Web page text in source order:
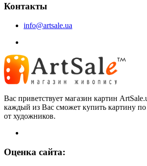
Контакты
info@artsale.ua
Вас приветствует магазин картин
каждый из Вас сможет купить картину
от художников.
Оценка сайта: